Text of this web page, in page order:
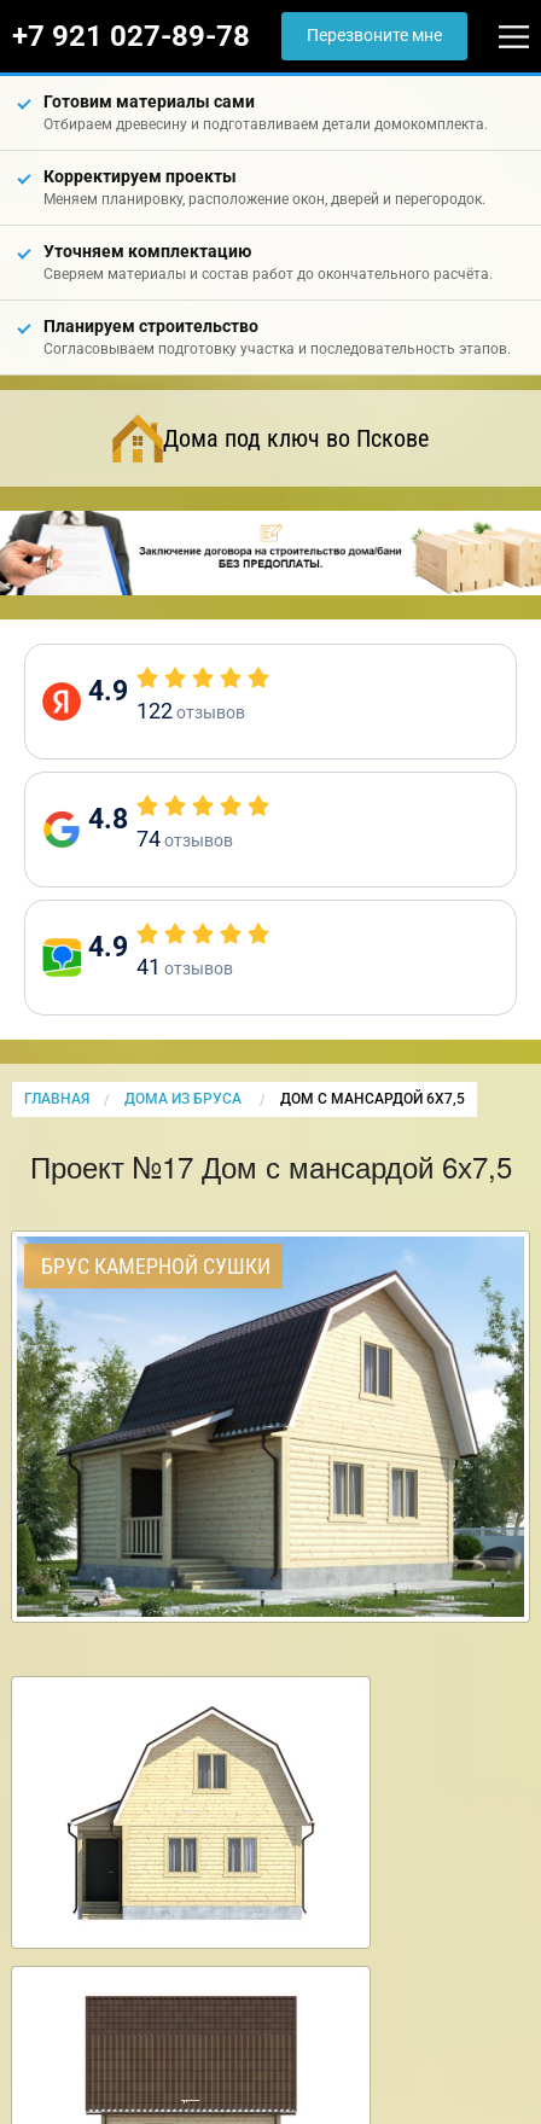
+7 921 027-89-78 Перезвоните мне
Готовим материалы сами
Отбираем древесину и подготавливаем детали домокомплекта.
Корректируем проекты
Меняем планировку, расположение окон, дверей и перегородок.
Уточняем комплектацию
Сверяем материалы и состав работ до окончательного расчёта.
Планируем строительство
Согласовываем подготовку участка и последовательность этапов.
Дома под ключ во Пскове
4.9
122отзывов
4.8
74отзывов
4.9
41 отзывов
ГЛАВНАЯ ДОМА ИЗ БРУСА CURRENT:
ДОМ С МАНСАРДОЙ 6Х7,5
Проект №17 Дом с мансардой 6х7,5
БРУС КАМЕРНОЙ СУШКИ